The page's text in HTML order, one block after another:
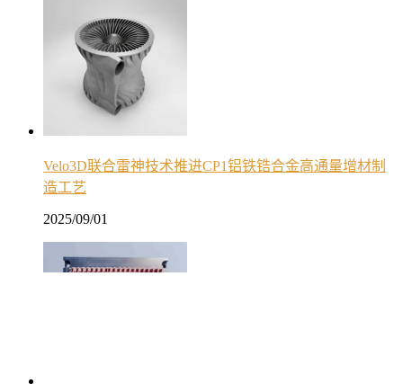
Velo3D联合雷神技术推进CP1铝铁锆合金高通量增材制
造工艺
2025/09/01